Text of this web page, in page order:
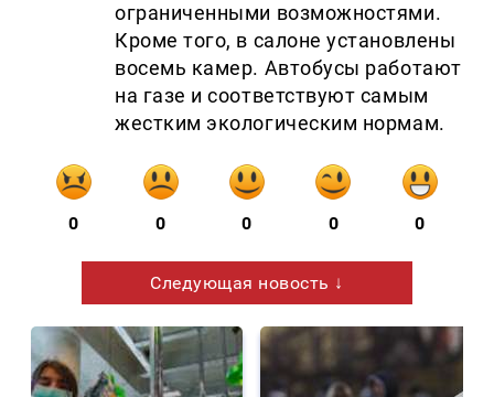
ограниченными возможностями.
Кроме того, в салоне установлены
восемь камер. Автобусы работают
на газе и соответствуют самым
жестким экологическим нормам.
0 0 0 0 0
Следующая новость ↓